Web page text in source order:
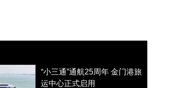
“小三通”通航25周年 金门港旅
运中心正式启用